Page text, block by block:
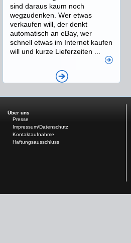
sind daraus kaum noch
wegzudenken. Wer etwas
verkaufen will, der denkt
automatisch an eBay, wer
schnell etwas im Internet kaufen
will und kurze Lieferzeiten ...
Über uns
Presse
Impressum/Datenschutz
Kontaktaufnahme
Haftungsausschluss